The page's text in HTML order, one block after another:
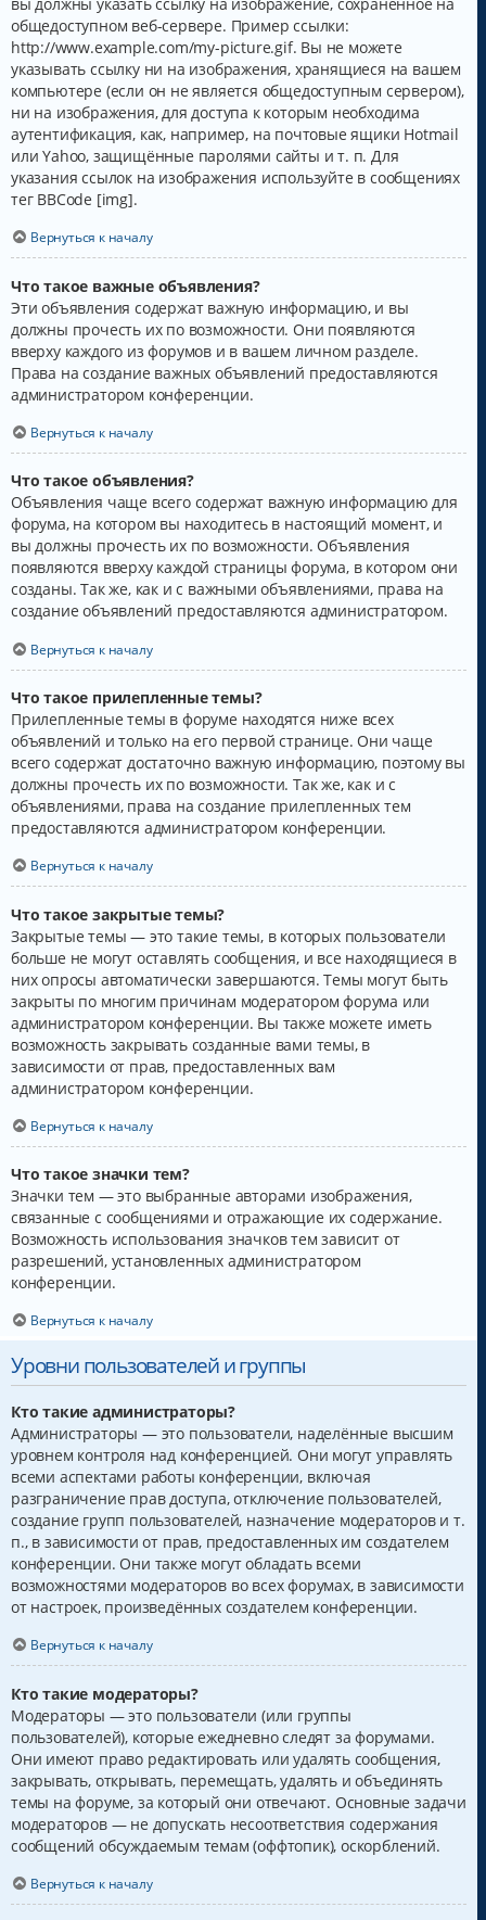
общедоступном веб-сервере. Пример ссылки:
http://www.example.com/my-picture.gif. Вы не можете
указывать ссылку ни на изображения, хранящиеся на вашем
компьютере (если он не является общедоступным сервером),
ни на изображения, для доступа к которым необходима
аутентификация, как, например, на почтовые ящики Hotmail
или Yahoo, защищённые паролями сайты и т. п. Для
указания ссылок на изображения используйте в сообщениях
тег BBCode [img].
Вернуться к началу
Что такое важные объявления?
Эти объявления содержат важную информацию, и вы
должны прочесть их по возможности. Они появляются
вверху каждого из форумов и в вашем личном разделе.
Права на создание важных объявлений предоставляются
администратором конференции.
Вернуться к началу
Что такое объявления?
Объявления чаще всего содержат важную информацию для
форума, на котором вы находитесь в настоящий момент, и
вы должны прочесть их по возможности. Объявления
появляются вверху каждой страницы форума, в котором они
созданы. Так же, как и с важными объявлениями, права на
создание объявлений предоставляются администратором.
Вернуться к началу
Что такое прилепленные темы?
Прилепленные темы в форуме находятся ниже всех
объявлений и только на его первой странице. Они чаще
всего содержат достаточно важную информацию, поэтому вы
должны прочесть их по возможности. Так же, как и с
объявлениями, права на создание прилепленных тем
предоставляются администратором конференции.
Вернуться к началу
Что такое закрытые темы?
Закрытые темы — это такие темы, в которых пользователи
больше не могут оставлять сообщения, и все находящиеся в
них опросы автоматически завершаются. Темы могут быть
закрыты по многим причинам модератором форума или
администратором конференции. Вы также можете иметь
возможность закрывать созданные вами темы, в
зависимости от прав, предоставленных вам
администратором конференции.
Вернуться к началу
Что такое значки тем?
Значки тем — это выбранные авторами изображения,
связанные с сообщениями и отражающие их содержание.
Возможность использования значков тем зависит от
разрешений, установленных администратором
конференции.
Вернуться к началу
Уровни пользователей и группы
Кто такие администраторы?
Администраторы — это пользователи, наделённые высшим
уровнем контроля над конференцией. Они могут управлять
всеми аспектами работы конференции, включая
разграничение прав доступа, отключение пользователей,
создание групп пользователей, назначение модераторов и т.
п., в зависимости от прав, предоставленных им создателем
конференции. Они также могут обладать всеми
возможностями модераторов во всех форумах, в зависимости
от настроек, произведённых создателем конференции.
Вернуться к началу
Кто такие модераторы?
Модераторы — это пользователи (или группы
пользователей), которые ежедневно следят за форумами.
Они имеют право редактировать или удалять сообщения,
закрывать, открывать, перемещать, удалять и объединять
темы на форуме, за который они отвечают. Основные задачи
модераторов — не допускать несоответствия содержания
сообщений обсуждаемым темам (оффтопик), оскорблений.
Вернуться к началу